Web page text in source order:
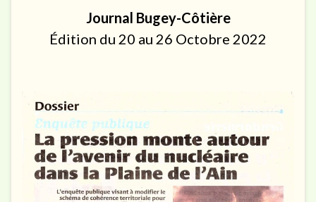
Journal Bugey-Côtière
Édition du 20 au 26 Octobre 2022